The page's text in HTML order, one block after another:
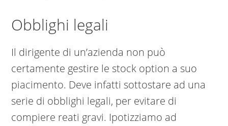
Obblighi legali
Il dirigente di un’azienda non può
certamente gestire le stock option a suo
piacimento. Deve infatti sottostare ad una
serie di obblighi legali, per evitare di
compiere reati gravi. Ipotizziamo ad